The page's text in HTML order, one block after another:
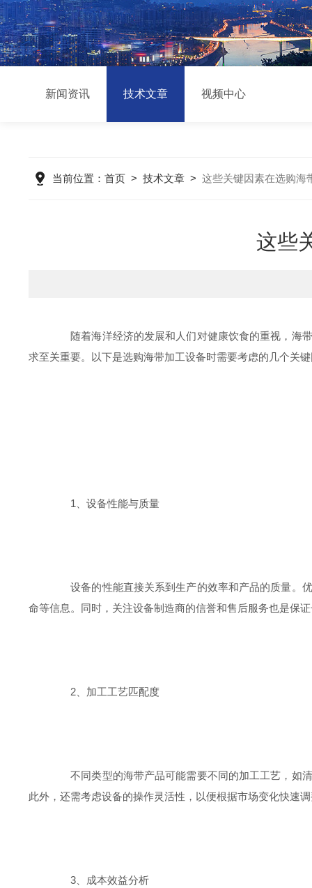
新闻资讯 技术文章 视频中心
当前位置： 首页> 技术文章> 这些关键因素在选购海
这些
随着海洋经济的发展和人们对健康饮食的重视，海带
求至关重要。以下是选购海带加工设备时需要考虑的几个关
1、设备性能与质量
设备的性能直接关系到生产的效率和产品的质量。优
命等信息。同时，关注设备制造商的信誉和售后服务也是保
2、加工工艺匹配度
不同类型的海带产品可能需要不同的加工工艺，如清
此外，还需考虑设备的操作灵活性，以便根据市场变化快速
3、成本效益分析